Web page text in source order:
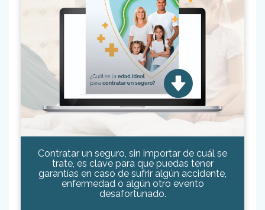
Contratar un seguro, sin importar de cuál se
trate, es clave para que puedas tener
garantías en caso de sufrir algún accidente,
enfermedad o algún otro evento
desafortunado.